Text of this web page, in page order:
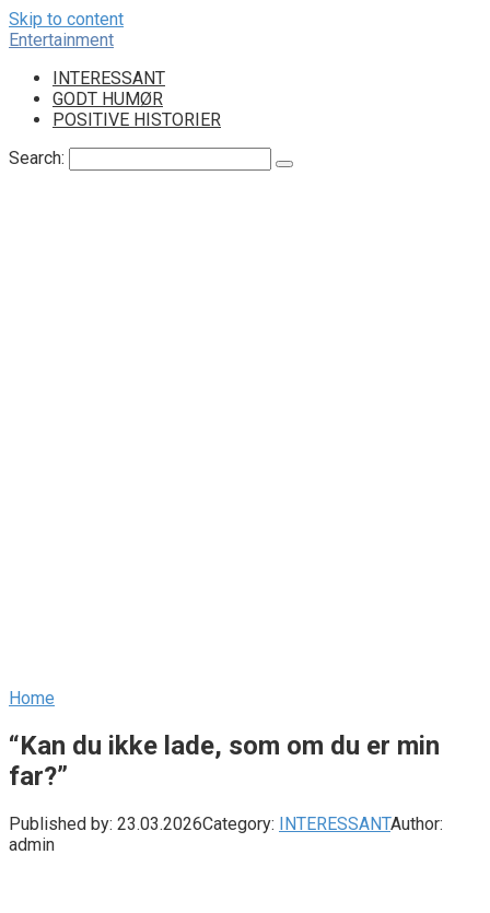
Skip to content
Entertainment
INTERESSANT
GODT HUMØR
POSITIVE HISTORIER
Search:
Home
“Kan du ikke lade, som om du er min
far?”
Published by: 23.03.2026Category: INTERESSANTAuthor:
admin